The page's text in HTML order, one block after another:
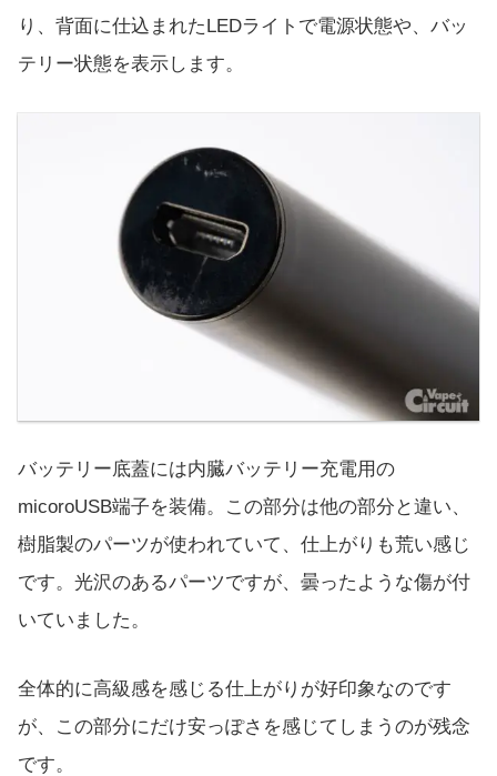
り、背面に仕込まれたLEDライトで電源状態や、バッ
テリー状態を表示します。
バッテリー底蓋には内臓バッテリー充電用の
micoroUSB端子を装備。この部分は他の部分と違い、
樹脂製のパーツが使われていて、仕上がりも荒い感じ
です。光沢のあるパーツですが、曇ったような傷が付
いていました。
全体的に高級感を感じる仕上がりが好印象なのです
が、この部分にだけ安っぽさを感じてしまうのが残念
です。